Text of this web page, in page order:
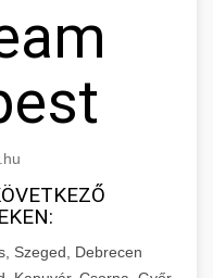
Szeged, Debrecen